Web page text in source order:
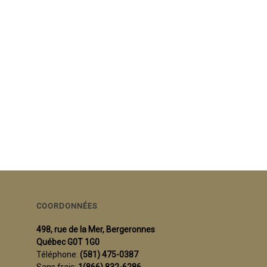
COORDONNÉES
498, rue de la Mer, Bergeronnes
Québec G0T 1G0
Téléphone: (581) 475-0387